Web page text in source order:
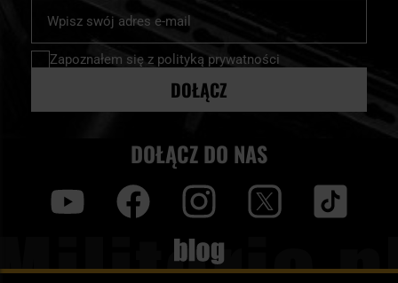
nasz
newsletter:
Zapoznałem się z polityką prywatności
DOŁĄCZ
DOŁĄCZ DO NAS
Blog